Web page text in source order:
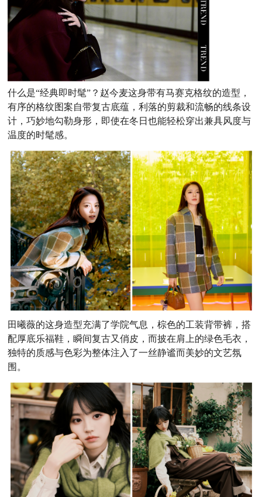
什么是“经典即时髦”？赵今麦这身带有马赛克格纹的造型，
有序的格纹图案自带复古底蕴，利落的剪裁和流畅的线条设
计，巧妙地勾勒身形，即使在冬日也能轻松穿出兼具风度与
温度的时髦感。
田曦薇的这身造型充满了学院气息，棕色的工装背带裤，搭
配厚底乐福鞋，瞬间复古又俏皮，而披在肩上的绿色毛衣，
独特的质感与色彩为整体注入了一丝静谧而美妙的文艺氛
围。